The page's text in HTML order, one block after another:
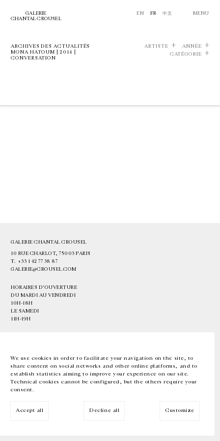
We use cookies in order to facilitate your navigation on the site, to
share content on social networks and other online platforms, and to
establish statistics aiming to improve your experience on our site.
Technical cookies cannot be configured, but the others require your
consent.
Accept all Decline all Customize
GALERIE
CHANTAL CROUSEL
EN FR 中文 MENU
ARCHIVES DES ACTUALITÉS
MONA HATOUM | 2014 |
CONVERSATION
ARTISTE
ANNÉE
CATÉGORIE
GALERIE CHANTAL CROUSEL
10 RUE CHARLOT, 75003 PARIS
T. +33 1 42 77 38 87
GALERIE@CROUSEL.COM
HORAIRES D'OUVERTURE
DU MARDI AU VENDREDI
10H-18H
LE SAMEDI
11H-19H
EN FR 中文 Facebook Instagram
Inscrivez-vous à notre newsletter